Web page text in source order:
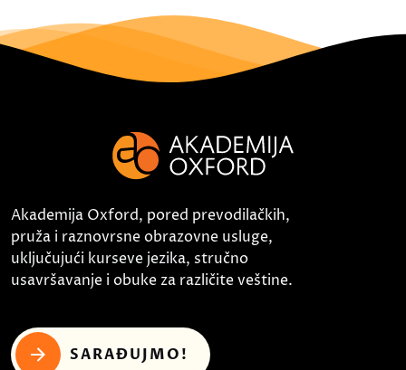
Akademija Oxford, pored prevodilačkih,
pruža i raznovrsne obrazovne usluge,
uključujući kurseve jezika, stručno
usavršavanje i obuke za različite veštine.
SARAĐUJMO!